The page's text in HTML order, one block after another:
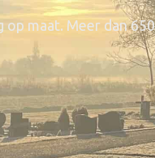
maat. Meer dan